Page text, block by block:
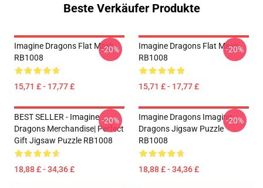
Beste Verkäufer Produkte
Imagine Dragons Flat Mask
RB1008
15,71 £ - 17,77 £
-20%
Imagine Dragons Flat Mask
RB1008
15,71 £ - 17,77 £
-20%
BEST SELLER - Imagine
Dragons Merchandise| Perfect
Gift Jigsaw Puzzle RB1008
18,88 £ - 34,36 £
-20%
Imagine Dragons Imagine
Dragons Jigsaw Puzzle
RB1008
18,88 £ - 34,36 £
-20%